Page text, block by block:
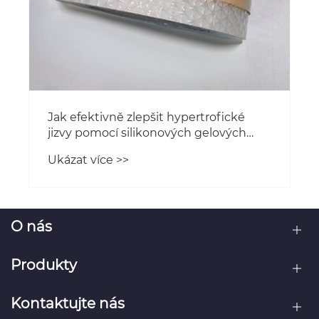
O nás
Produkty
Kontaktujte nás